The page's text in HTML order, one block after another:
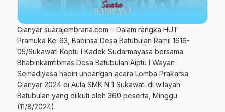
Gianyar suarajembrana.com – Dalam rangka HUT
Pramuka Ke-63, Babinsa Desa Batubulan Ramil 1616-
05/Sukawati Koptu I Kadek Sudarmayasa bersama
Bhabinkamtibmas Desa Batubulan Aiptu I Wayan
Semadiyasa hadiri undangan acara Lomba Prakarsa
Gianyar 2024 di Aula SMK N 1 Sukawati di wilayah
Batubulan yang diikuti oleh 360 peserta, Minggu
(11/8/2024).